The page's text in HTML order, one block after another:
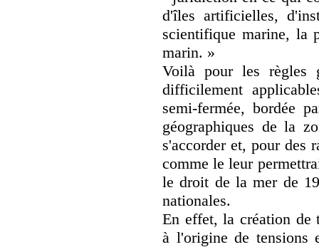
d'îles artificielles,
scientifique marine, la
marin. »
Voilà pour les règles
difficilement
semi-fermée, bordée
géographiques de la
s'accorder et, pour des
comme le leur
le droit de la mer de
nationales.
En effet, la création de
à l'origine de tensions